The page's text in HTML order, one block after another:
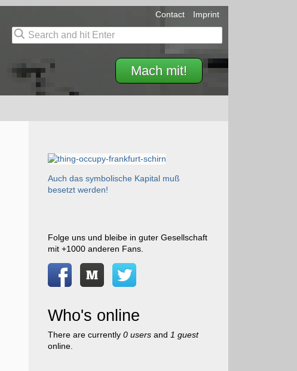
Mach mit!
Contact Imprint
Auch das symbolische Kapital muß
besetzt werden!
Folge uns und bleibe in guter Gesellschaft
mit +1000 anderen Fans.
Who's online
There are currently 0 usersand 1 guest
online.